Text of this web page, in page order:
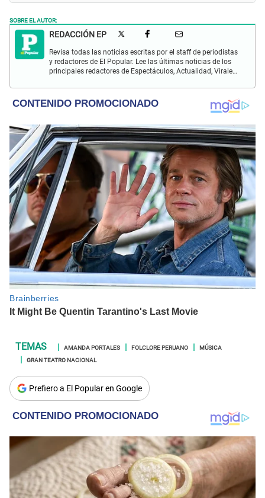
SOBRE EL AUTOR:
REDACCIÓN EP
Revisa todas las noticias escritas por el staff de periodistas
y redactores de El Popular. Lee las últimas noticias de los
principales redactores de Espectáculos, Actualidad, Virales,
AMANDA PORTALES FOLCLORE PERUANO
MÚSICA
GRAN TEATRO NACIONAL
Prefiero a El Popular en Google